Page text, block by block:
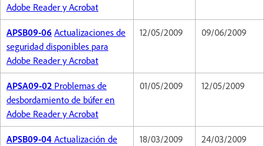
Adobe Reader y Acrobat
APSB09-06 Actualizaciones de
seguridad disponibles para
Adobe Reader y Acrobat
12/05/2009 09/06/2009
APSA09-02 Problemas de
desbordamiento de búfer en
Adobe Reader y Acrobat
01/05/2009 12/05/2009
APSB09-04 Actualización de
18/03/2009 24/03/2009